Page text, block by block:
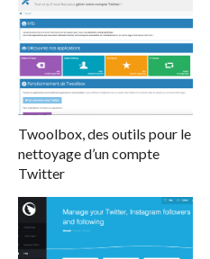
Twoolbox, des outils pour le
nettoyage d’un compte
Twitter